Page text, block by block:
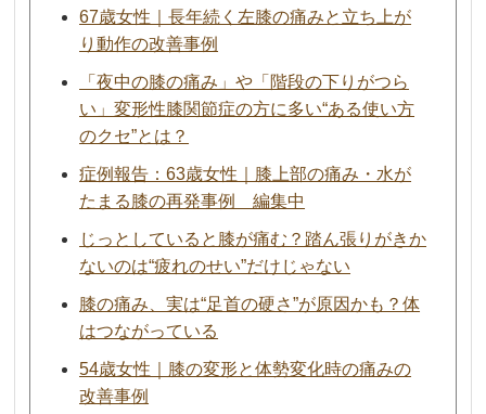
67歳女性｜長年続く左膝の痛みと立ち上が
り動作の改善事例
「夜中の膝の痛み」や「階段の下りがつら
い」変形性膝関節症の方に多い“ある使い方
のクセ”とは？
症例報告：63歳女性｜膝上部の痛み・水が
たまる膝の再発事例 編集中
じっとしていると膝が痛む？踏ん張りがきか
ないのは“疲れのせい”だけじゃない
膝の痛み、実は“足首の硬さ”が原因かも？体
はつながっている
54歳女性｜膝の変形と体勢変化時の痛みの
改善事例